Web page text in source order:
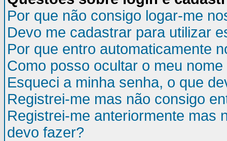
Por que não consigo logar-me
Devo me cadastrar para utilizar
Por que entro automaticamente
Como posso ocultar o meu
Esqueci a minha senha, o que
Registrei-me mas não consigo
Registrei-me anteriormente mas
devo fazer?